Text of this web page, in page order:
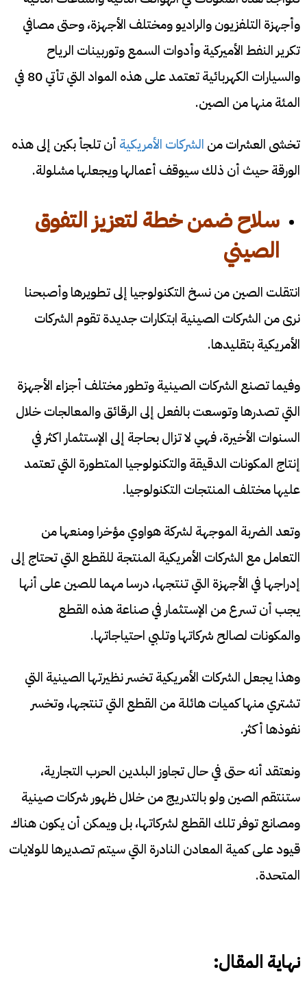
وأجهزة التلفزيون والراديو ومختلف الأجهزة، وحتى مصافي
تكرير النفط الأميركية وأدوات السمع وتوربينات الرياح
والسيارات الكهربائية تعتمد على هذه المواد التي تأتي 80 في
المئة منها من الصين.
تخشى العشرات من الشركات الأمريكية أن تلجأ بكين إلى هذه
الورقة حيث أن ذلك سيوقف أعمالها ويجعلها مشلولة.
سلاح ضمن خطة لتعزيز التفوق
الصيني
انتقلت الصين من نسخ التكنولوجيا إلى تطويرها وأصبحنا
نرى من الشركات الصينية ابتكارات جديدة تقوم الشركات
الأمريكية بتقليدها.
وفيما تصنع الشركات الصينية وتطور مختلف أجزاء الأجهزة
التي تصدرها وتوسعت بالفعل إلى الرقائق والمعالجات خلال
السنوات الأخيرة، فهي لا تزال بحاجة إلى الإستثمار اكثر في
إنتاج المكونات الدقيقة والتكنولوجيا المتطورة التي تعتمد
عليها مختلف المنتجات التكنولوجيا.
وتعد الضربة الموجهة لشركة هواوي مؤخرا ومنعها من
التعامل مع الشركات الأمريكية المنتجة للقطع التي تحتاج إلى
إدراجها في الأجهزة التي تنتجها، درسا مهما للصين على أنها
يجب أن تسرع من الإستثمار في صناعة هذه القطع
والمكونات لصالح شركاتها وتلبي احتياجاتها.
وهذا يجعل الشركات الأمريكية تخسر نظيرتها الصينية التي
تشتري منها كميات هائلة من القطع التي تنتجها، وتخسر
نفوذها أكثر.
ونعتقد أنه حتى في حال تجاوز البلدين الحرب التجارية،
ستنتقم الصين ولو بالتدريج من خلال ظهور شركات صينية
ومصانع توفر تلك القطع لشركاتها، بل ويمكن أن يكون هناك
قيود على كمية المعادن النادرة التي سيتم تصديرها للولايات
المتحدة.
نهاية المقال: